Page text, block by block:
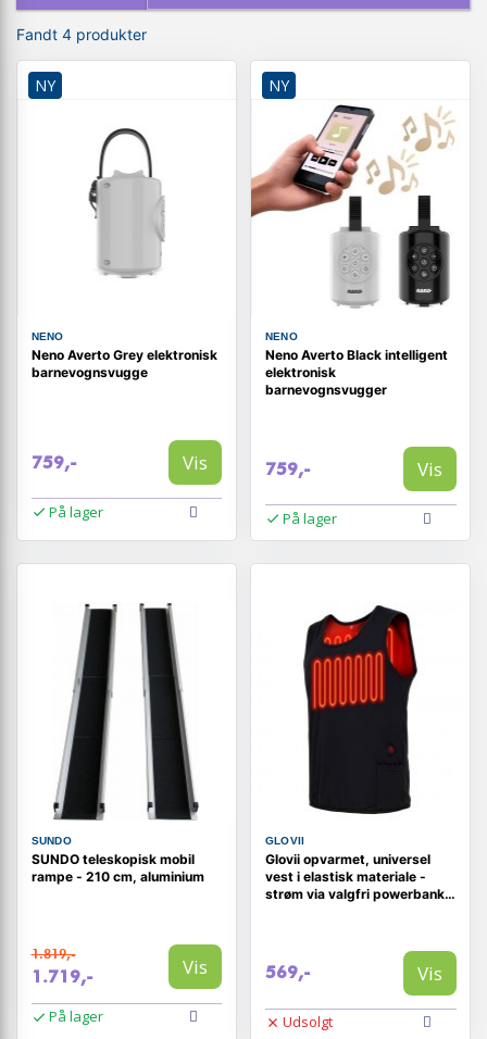
Fandt 4 produkter
NY
NENO
Neno Averto Grey elektronisk
barnevognsvugge
759,- Vis
På lager
NY
NENO
Neno Averto Black intelligent
elektronisk
barnevognsvugger
759,- Vis
På lager
SUNDO
SUNDO teleskopisk mobil
rampe - 210 cm, aluminium
1.819,-
1.719,- Vis
På lager
GLOVII
Glovii opvarmet, universel
vest i elastisk materiale -
strøm via valgfri powerbank,
569,- Vis
Udsolgt